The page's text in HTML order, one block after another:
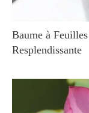
Baume à
Resplendissante